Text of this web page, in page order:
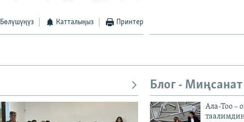
Бөлүшүңүз Катталыңыз Принтер
Блог - Миңсанат
Ала-Тоо –